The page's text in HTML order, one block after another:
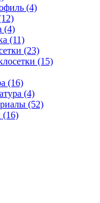
(4)
(4)
(11)
(23)
(15)
(16)
(4)
(52)